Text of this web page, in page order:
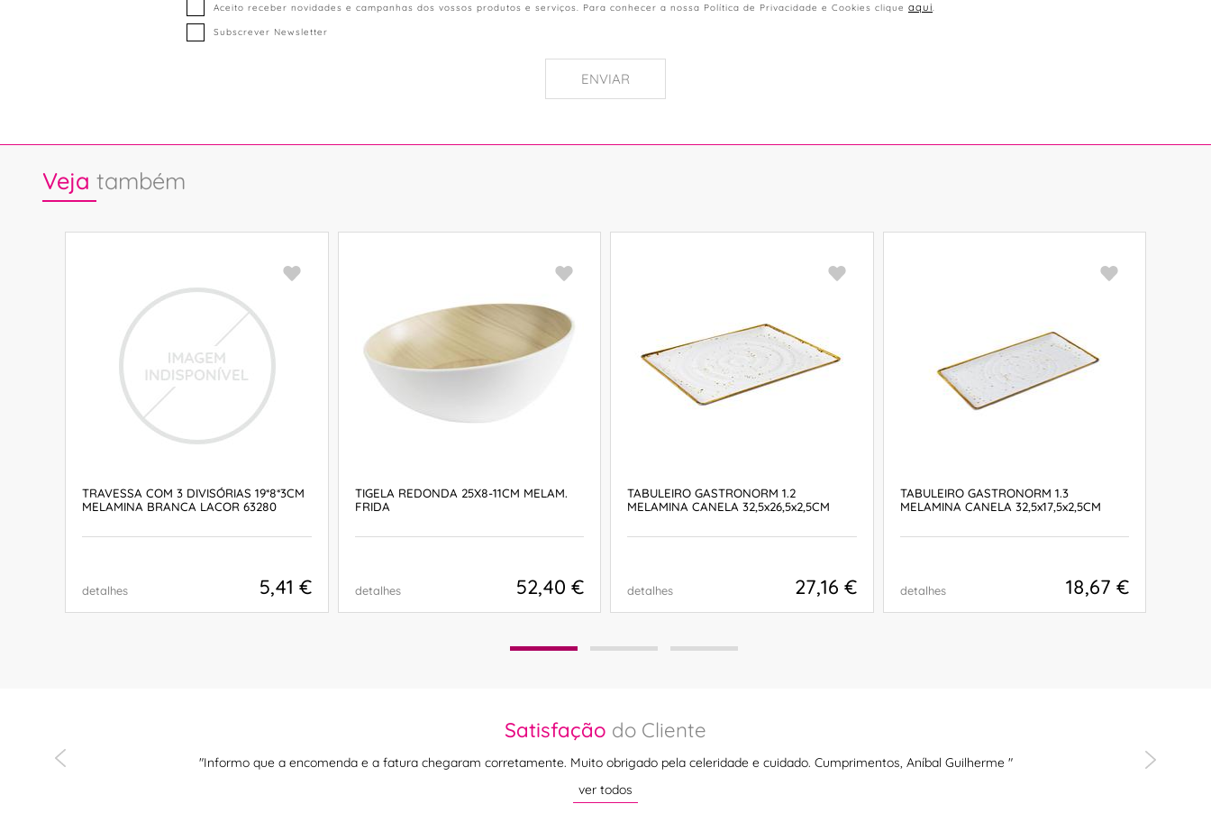
Aceito receber novidades e campanhas dos vossos produtos e serviços. Para conhecer a nossa Política de Privacidade e Cookies clique aqui.
Subscrever Newsletter
ENVIAR
Veja também
TRAVESSA COM 3 DIVISÓRIAS 19*8*3CM
MELAMINA BRANCA LACOR 63280
detalhes 5,41 €
TIGELA REDONDA 25X8-11CM MELAM.
FRIDA
detalhes 52,40 €
TABULEIRO GASTRONORM 1.2
MELAMINA CANELA 32,5x26,5x2,5CM
detalhes 27,16 €
TABULEIRO GASTRONORM 1.3
MELAMINA CANELA 32,5x17,5x2,5CM
detalhes 18,67 €
Satisfação do Cliente
"Informo que a encomenda e a fatura chegaram corretamente. Muito obrigado pela celeridade e cuidado. Cumprimentos, Aníbal Guilherme "
ver todos